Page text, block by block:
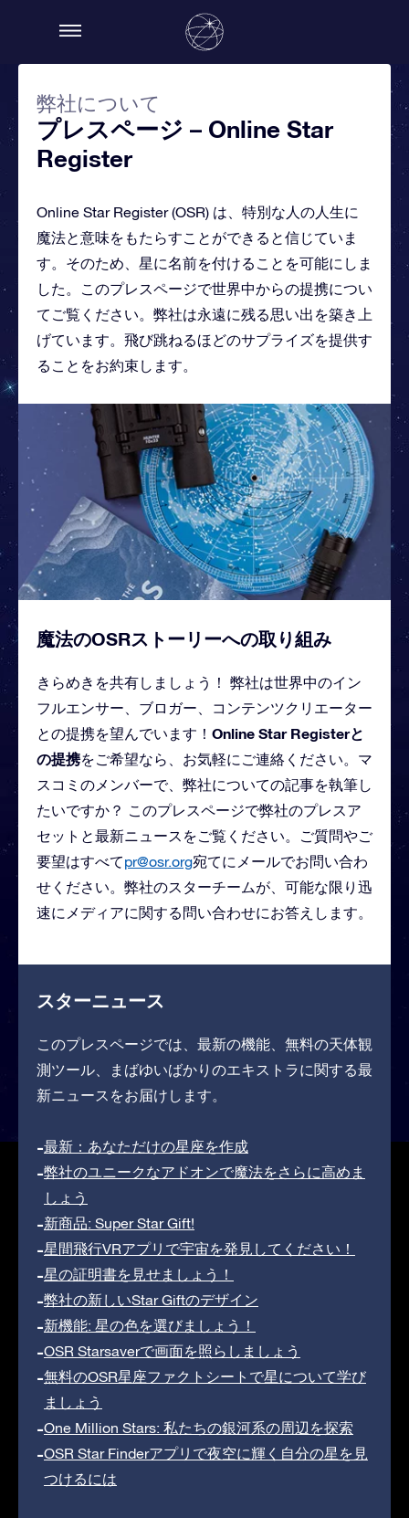
弊社について
プレスページ – Online Star
Register
Online Star Register (OSR) は、特別な人の人生に
魔法と意味をもたらすことができると信じていま
す。そのため、星に名前を付けることを可能にしま
した。このプレスページで世界中からの提携につい
てご覧ください。弊社は永遠に残る思い出を築き上
げています。飛び跳ねるほどのサプライズを提供す
ることをお約束します。
魔法のOSRストーリーへの取り組み
きらめきを共有しましょう！ 弊社は世界中のイン
フルエンサー、ブロガー、コンテンツクリエーター
との提携を望んでいます！ Online Star Registerと
の提携をご希望なら、お気軽にご連絡ください。マ
スコミのメンバーで、弊社についての記事を執筆し
たいですか？ このプレスページで弊社のプレスア
セットと最新ニュースをご覧ください。ご質問やご
要望はすべてpr@osr.org宛てにメールでお問い合わ
せください。弊社のスターチームが、可能な限り迅
速にメディアに関する問い合わせにお答えします。
スターニュース
このプレスページでは、最新の機能、無料の天体観
測ツール、まばゆいばかりのエキストラに関する最
新ニュースをお届けします。
最新：あなただけの星座を作成
弊社のユニークなアドオンで魔法をさらに高めま
しょう
新商品: Super Star Gift!
星間飛行VRアプリで宇宙を発見してください！
星の証明書を見せましょう！
弊社の新しいStar Giftのデザイン
新機能: 星の色を選びましょう！
OSR Starsaverで画面を照らしましょう
無料のOSR星座ファクトシートで星について学び
ましょう
One Million Stars: 私たちの銀河系の周辺を探索
OSR Star Finderアプリで夜空に輝く自分の星を見
つけるには